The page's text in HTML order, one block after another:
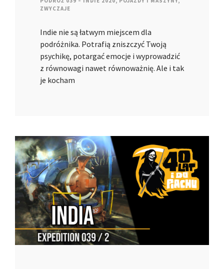
ZWYCZAJE
Indie nie są łatwym miejscem dla
podróżnika. Potrafią zniszczyć Twoją
psychikę, potargać emocje i wyprowadzić
z równowagi nawet równoważnię. Ale i tak
je kocham